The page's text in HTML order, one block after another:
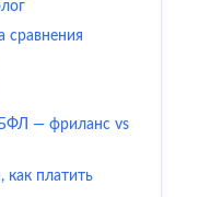
сравнения
— фриланс vs
как платить